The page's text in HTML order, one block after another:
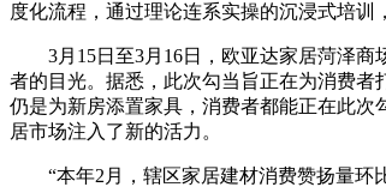
度化流程，通过理论连系实操的沉浸式培训
3月15日至3月16日，欧亚达家居菏泽商
者的目光。据悉，此次勾当旨正在为消费者
仍是为新房添置家具，消费者都能正在此
居市场注入了新的活力。
“本年2月，辖区家居建材消费赞扬量环比